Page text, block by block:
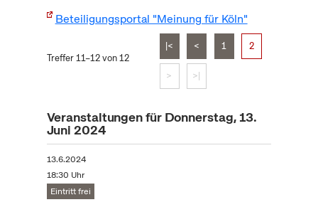
Beteiligungsportal "Meinung für Köln"
Treffer 11–12 von 12
|< < 1 2
> >|
Veranstaltungen für Donnerstag, 13.
Juni 2024
13.6.2024
18:30 Uhr
Eintritt frei